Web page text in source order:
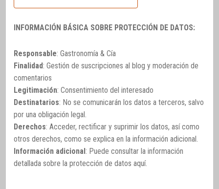
INFORMACIÓN BÁSICA SOBRE PROTECCIÓN DE DATOS:
Responsable: Gastronomía & Cía
Finalidad: Gestión de suscripciones al blog y moderación de
comentarios
Legitimación: Consentimiento del interesado
Destinatarios: No se comunicarán los datos a terceros, salvo
por una obligación legal.
Derechos: Acceder, rectificar y suprimir los datos, así como
otros derechos, como se explica en la información adicional.
Información adicional: Puede consultar la información
detallada sobre la protección de datos aquí.